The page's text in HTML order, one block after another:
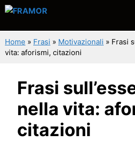
Vai
contenuto
Home » Frasi » Motivazionali » Frasi
vita: aforismi, citazioni
Frasi
nella vita:
citazioni